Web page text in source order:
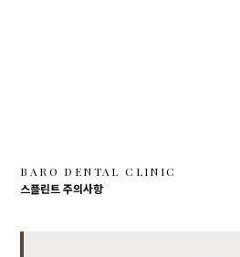
BARO DENTAL CLINIC
스플린트 주의사항